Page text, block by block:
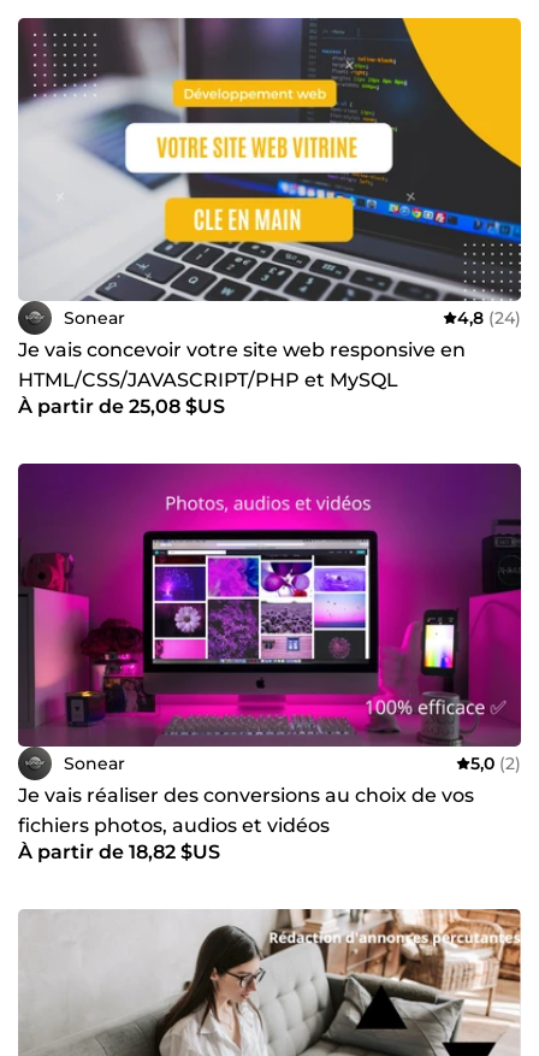
Sonear 4,8 (24)
Je vais concevoir votre site web responsive en
HTML/CSS/JAVASCRIPT/PHP et MySQL
À partir de 25,08 $US
Sonear 5,0 (2)
Je vais réaliser des conversions au choix de vos
fichiers photos, audios et vidéos
À partir de 18,82 $US